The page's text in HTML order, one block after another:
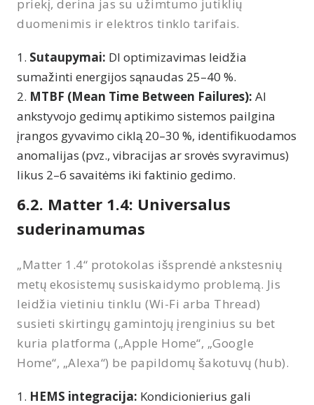
priekį, derina jas su užimtumo jutiklių
duomenimis ir elektros tinklo tarifais.
Sutaupymai: DI optimizavimas leidžia
sumažinti energijos sąnaudas 25–40 %.
MTBF (Mean Time Between Failures): AI
ankstyvojo gedimų aptikimo sistemos pailgina
įrangos gyvavimo ciklą 20–30 %, identifikuodamos
anomalijas (pvz., vibracijas ar srovės svyravimus)
likus 2–6 savaitėms iki faktinio gedimo.
6.2. Matter 1.4: Universalus
suderinamumas
„Matter 1.4“ protokolas išsprendė ankstesnių
metų ekosistemų susiskaidymo problemą. Jis
leidžia vietiniu tinklu (Wi-Fi arba Thread)
susieti skirtingų gamintojų įrenginius su bet
kuria platforma („Apple Home“, „Google
Home“, „Alexa“) be papildomų šakotuvų (hub).
HEMS integracija: Kondicionierius gali